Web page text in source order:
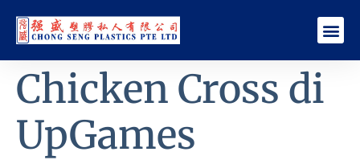
Chicken Cross di
UpGames